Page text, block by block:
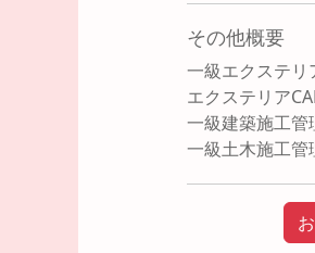
その他概要
一級エクステリ
エクステリア
一級建築施工管
一級土木施工管